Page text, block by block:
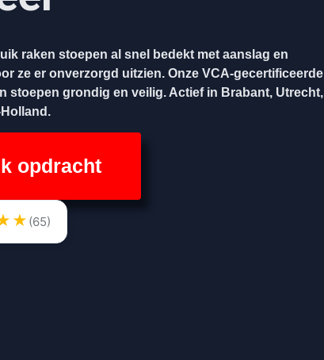
raken stoepen al snel bedekt met aanslag en
ze er onverzorgd uitzien. Onze VCA-gecertificeerde
stoepen grondig en veilig. Actief in Brabant, Utrecht,
opdracht
★ (65)